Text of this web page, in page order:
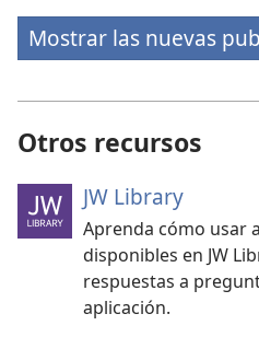
Mostrar las nuevas
Otros recursos
JW Library
Aprenda cómo usar
disponibles en JW
respuestas a
aplicación.